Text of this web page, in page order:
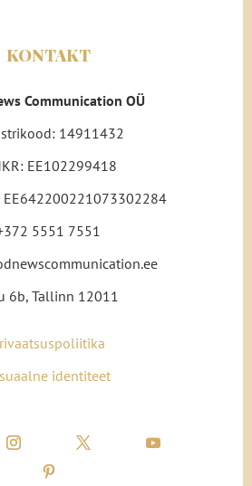
KONTAKT
Communication OÜ
14911432
EE102299418
EE642200221073302284
5551 7551
6b, Tallinn 12011
identiteet